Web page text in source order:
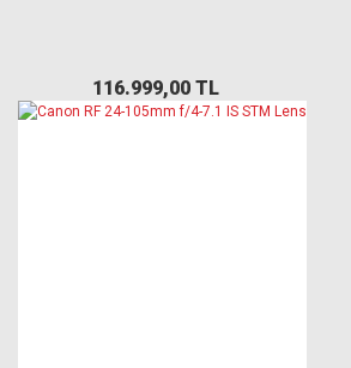
116.999,00 TL